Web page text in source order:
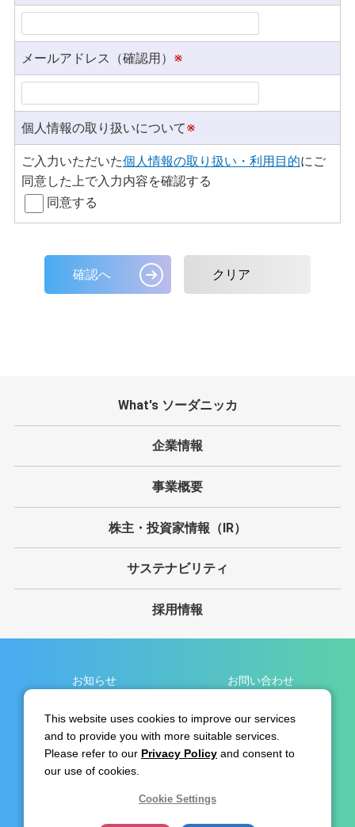
メールアドレス（確認用） ※
個人情報の取り扱いについて※
ご入力いただいた個人情報の取り扱い・利用目的にご
同意した上で入力内容を確認する
同意する
What's ソーダニッカ
企業情報
事業概要
株主・投資家情報（IR）
サステナビリティ
採用情報
お知らせ お問い合わせ
免責事項 サイトマップ
リンク集
This website uses cookies to improve our services
and to provide you with more suitable services.
Please refer to our Privacy Policy and consent to
our use of cookies.
Cookie Settings